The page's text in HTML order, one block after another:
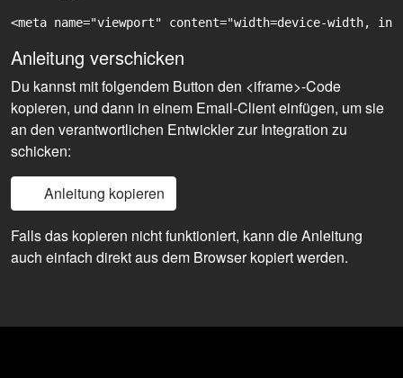
<meta name="viewport" content="width=device-width,
Anleitung verschicken
Du kannst mit folgendem Button den <iframe>-Code
kopieren, und dann in einem Email-Client einfügen, um sie
an den verantwortlichen Entwickler zur Integration zu
schicken:
Anleitung kopieren
Falls das kopieren nicht funktioniert, kann die Anleitung
auch einfach direkt aus dem Browser kopiert werden.